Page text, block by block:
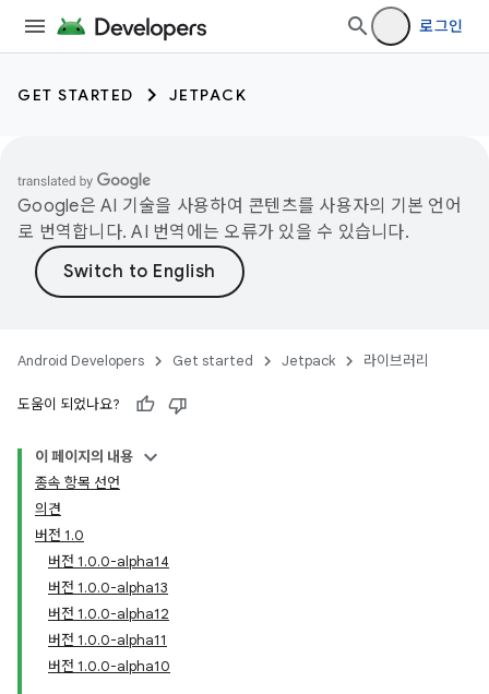
로그인
GET STARTED JETPACK
Google은 AI 기술을 사용하여 콘텐츠를 사용자의 기본 언어
로 번역합니다. AI 번역에는 오류가 있을 수 있습니다.
Android Developers Get started Jetpack 라이브러리
도움이 되었나요?
이 페이지의 내용
종속 항목 선언
의견
버전 1.0
버전 1.0.0-alpha14
버전 1.0.0-alpha13
버전 1.0.0-alpha12
버전 1.0.0-alpha11
버전 1.0.0-alpha10